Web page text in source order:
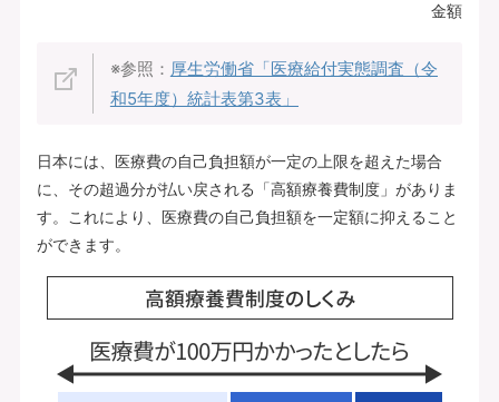
金額
※参照： 厚生労働省「医療給付実態調査（令
和5年度）統計表第3表」
日本には、医療費の自己負担額が一定の上限を超えた場合
に、その超過分が払い戻される「高額療養費制度」がありま
す。これにより、医療費の自己負担額を一定額に抑えること
ができます。